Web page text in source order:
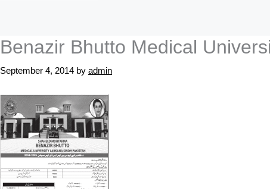
Benazir Bhutto Medical
September 4, 2014 by admin